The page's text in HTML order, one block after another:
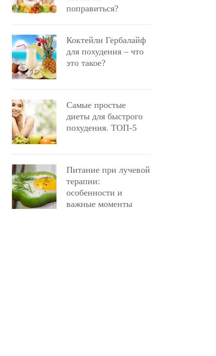
поправиться?
Коктейли Гербалайф
для похудения – что
это такое?
Самые простые
диеты для быстрого
похудения. ТОП-5
Питание при лучевой
терапии:
особенности и
важные моменты